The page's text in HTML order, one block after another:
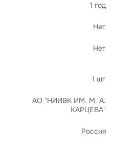
1 год
Нет
Нет
1 шт
АО "НИИВК ИМ. М. А.
КАРЦЕВА"
Россия